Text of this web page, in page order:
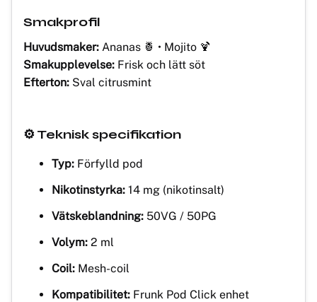
Smakprofil
Huvudsmaker: Ananas 🍍 • Mojito 🍹
Smakupplevelse: Frisk och lätt söt
Efterton: Sval citrusmint
⚙️ Teknisk specifikation
Typ: Förfylld pod
Nikotinstyrka: 14 mg (nikotinsalt)
Vätskeblandning: 50VG / 50PG
Volym: 2 ml
Coil: Mesh-coil
Kompatibilitet: Frunk Pod Click enhet